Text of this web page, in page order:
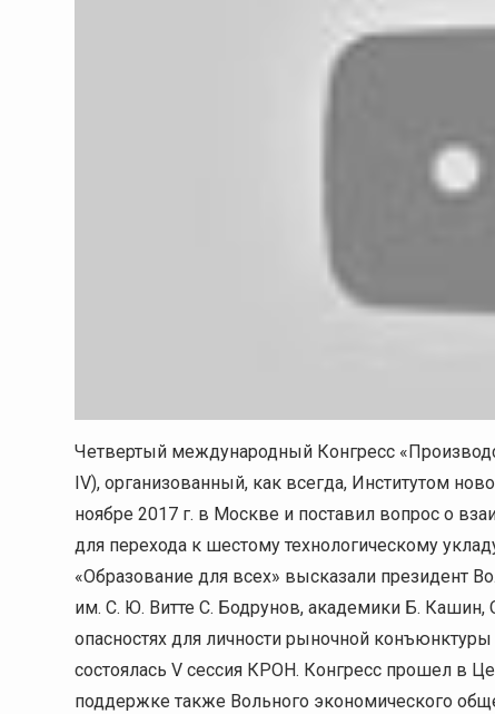
Четвертый международный Конгресс
IV), организованный, как всегда, Институтом
ноябре 2017 г. в Москве и поставил вопрос о
для перехода к шестому технологическому
«Образование для всех» высказали президент
им. С. Ю. Витте С. Бодрунов, академики Б. Кашин,
опасностях для личности рыночной
состоялась V сессия КРОН. Конгресс прошел в
поддержке также Вольного экономического